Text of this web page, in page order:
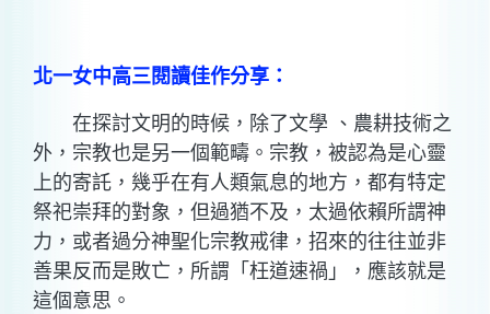
北一女中高三閱讀佳作分享：
在探討文明的時候，除了文學 、農耕技術之
外，宗教也是另一個範疇。宗教，被認為是心靈
上的寄託，幾乎在有人類氣息的地方，都有特定
祭祀崇拜的對象，但過猶不及，太過依賴所謂神
力，或者過分神聖化宗教戒律，招來的往往並非
善果反而是敗亡，所謂「枉道速禍」，應該就是
這個意思。